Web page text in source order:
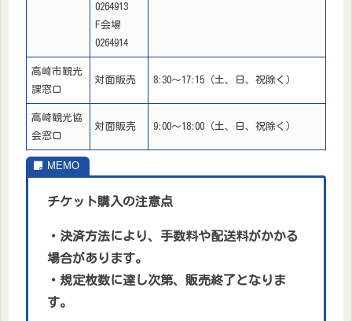
0264913
F会場
0264914
高崎市観光
課窓口
対面販売 8:30〜17:15（土、日、祝除く）
高崎観光協
会窓口
対面販売 9:00〜18:00（土、日、祝除く）
チケット購入の注意点
・決済方法により、手数料や配送料がかかる
場合があります。
・規定枚数に達し次第、販売終了となりま
す。